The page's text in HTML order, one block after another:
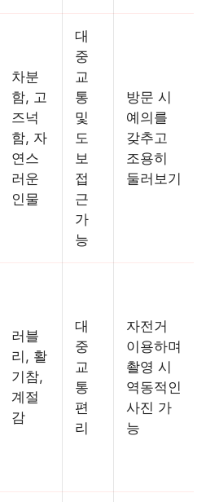
차분
함, 고
즈넉
함, 자
연스
러운
인물
대
중
교
통
및
도
보
접
근
가
능
방문 시
예의를
갖추고
조용히
둘러보기
러블
리, 활
기참,
계절
감
대
중
교
통
편
리
자전거
이용하며
촬영 시
역동적인
사진 가
능